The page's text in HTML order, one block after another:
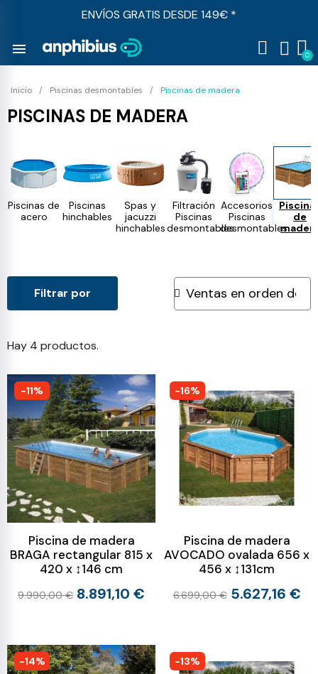
ENVÍOS GRATIS DESDE 149€ *
menu
Inicio Piscinas desmontables Piscinas de madera
PISCINAS DE MADERA
Piscinas de
acero
Piscinas
hinchables
Spas y
jacuzzi
hinchables
Filtración
Piscinas
desmontables
Accesorios
Piscinas
desmontables
de
Hay 4 productos.
Filtrar por
-11%
Piscina de madera
BRAGA rectangular 815 x
420 x ↕146 cm
9.990,00 € 8.891,10 €
-16%
Piscina de madera
AVOCADO ovalada 656 x
456 x ↕131cm
6.699,00 € 5.627,16 €
-14% -13%